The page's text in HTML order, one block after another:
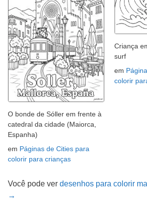
O bonde de Sóller em frente à
catedral da cidade (Maiorca,
Espanha)
em Páginas de Cities para
colorir para crianças
Criança
surf
em
colorir
Você pode ver desenhos para colorir
→